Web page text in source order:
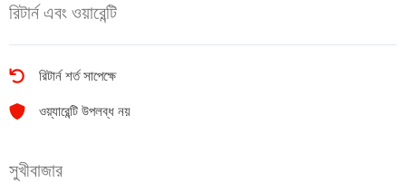
রিটার্ন এবং ওয়ারেন্টি
রিটার্ন শর্ত সাপেক্ষে
ওয়্যারেন্টি উপলব্ধ নয়
সুখীবাজার